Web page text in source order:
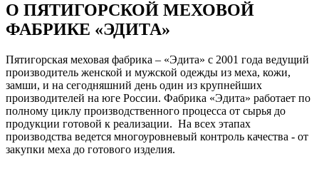
О ПЯТИГОРСКОЙ МЕХОВОЙ
ФАБРИКЕ «ЭДИТА»
Пятигорская меховая фабрика – «Эдита» с 2001 года ведущий
производитель женской и мужской одежды из меха, кожи,
замши, и на сегодняшний день один из крупнейших
производителей на юге России. Фабрика «Эдита» работает по
полному циклу производственного процесса от сырья до
продукции готовой к реализации. На всех этапах
производства ведется многоуровневый контроль качества - от
закупки меха до готового изделия.